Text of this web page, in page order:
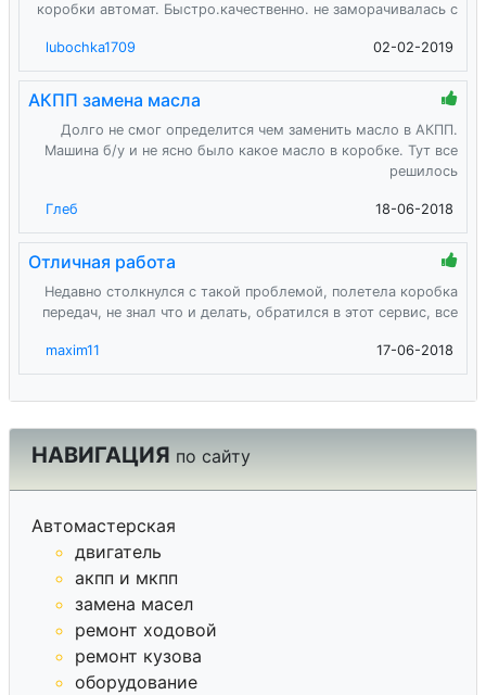
коробки автомат. Быстро.качественно. не заморачивалась с
lubochka1709 02-02-2019
АКПП замена масла
Долго не смог определится чем заменить масло в АКПП.
Машина б/у и не ясно было какое масло в коробке. Тут все
решилось
Глеб 18-06-2018
Отличная работа
Недавно столкнулся с такой проблемой, полетела коробка
передач, не знал что и делать, обратился в этот сервис, все
maxim11 17-06-2018
НАВИГАЦИЯ по сайту
Автомастерская
двигатель
акпп и мкпп
замена масел
ремонт ходовой
ремонт кузова
оборудование